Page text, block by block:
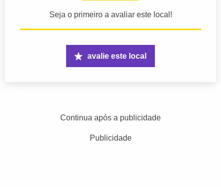
Seja o primeiro a avaliar este local!
avalie este local
Continua após a publicidade
Publicidade